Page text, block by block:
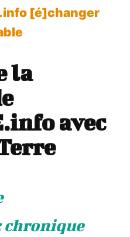
[é]changer
la
avec
chronique